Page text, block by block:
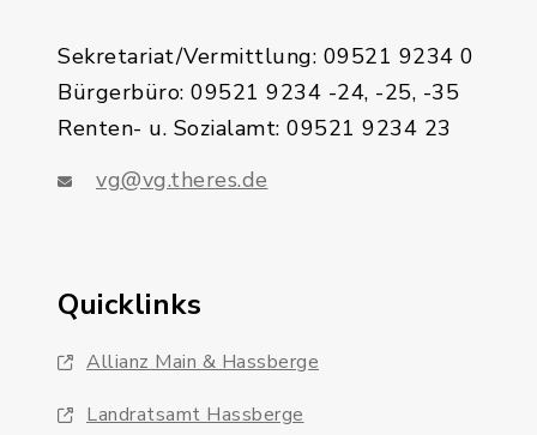
Sekretariat/Vermittlung: 09521 9234 0
Bürgerbüro: 09521 9234 -24, -25, -35
Renten- u. Sozialamt: 09521 9234 23
vg@vg.theres.de
Quicklinks
Allianz Main & Hassberge
Landratsamt Hassberge